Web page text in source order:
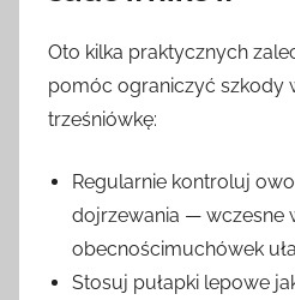
Oto kilka praktycznych
pomóc ograniczyć szkody
trześniówkę:
Regularnie kontroluj
dojrzewania — wczesne
obecnościmuchówek
Stosuj pułapki lepowe